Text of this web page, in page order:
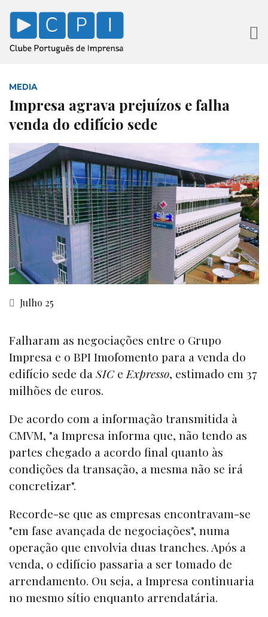
MEDIA
Impresa agrava prejuízos e falha
venda do edifício sede
Julho 25
Falharam as negociações entre o Grupo
Impresa e o BPI Imofomento para a venda do
edifício sede da SICe Expresso, estimado em 37
milhões de euros.
De acordo com a informação transmitida à
CMVM, "a Impresa informa que, não tendo as
partes chegado a acordo final quanto às
condições da transação, a mesma não se irá
concretizar".
Recorde-se que as empresas encontravam-se
"em fase avançada de negociações", numa
operação que envolvia duas tranches. Após a
venda, o edifício passaria a ser tomado de
arrendamento. Ou seja, a Impresa continuaria
no mesmo sítio enquanto arrendatária.